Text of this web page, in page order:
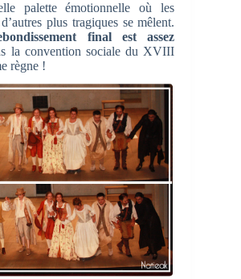
palette émotionnelle où les
plus tragiques se mêlent.
final est assez
la convention sociale du XVIII
règne !